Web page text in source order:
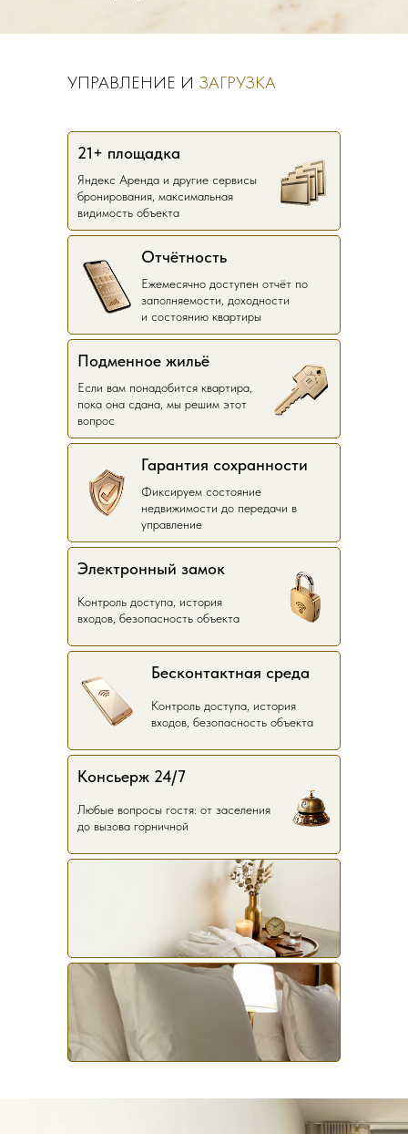
УПРАВЛЕНИЕ И ЗАГРУЗКА
Яндекс Аренда и другие сервисы
бронирования, максимальная
видимость объекта
21+ площадка
Фиксируем состояние
недвижимости до передачи в
управление
Гарантия сохранности
Любые вопросы гостя: от заселения
до вызова горничной
Консьерж 24/7
Контроль доступа, история
входов, безопасность объекта
Электронный замок
Контроль доступа, история
входов, безопасность объекта
Бесконтактная среда
Ежемесячно доступен отчёт по
заполняемости, доходности
и состоянию квартиры
Отчётность
Если вам понадобится квартира,
пока она сдана, мы решим этот
вопрос
Подменное жильё